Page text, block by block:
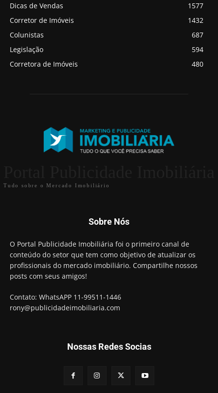
Dicas de Vendas
1577
Corretor de Imóveis
1432
Colunistas
687
Legislação
594
Corretora de Imóveis
480
Tudo sobre o Mercado Imobiliário
Sobre Nós
O Portal Publicidade Imobiliária foi o primeiro canal de
conteúdo do setor que tem como objetivo de atualizar os
profissionais do mercado imobiliário. Compartilhe nossos
posts com seus amigos!
Contato: WhatsAPP 11-99511-1446
rony@publicidadeimobiliaria.com
Nossas Redes Socias